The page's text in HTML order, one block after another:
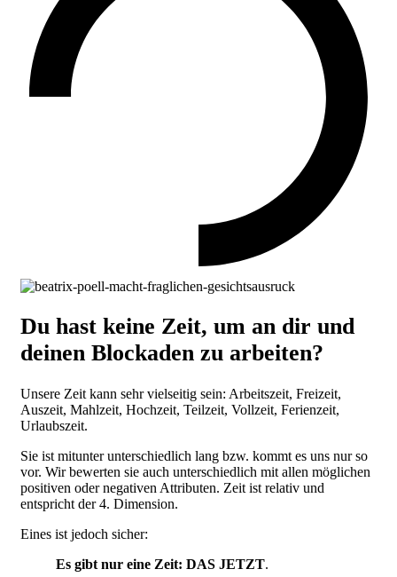
Du hast keine Zeit, um an dir und
deinen Blockaden zu arbeiten?
Unsere Zeit kann sehr vielseitig sein: Arbeitszeit, Freizeit,
Auszeit, Mahlzeit, Hochzeit, Teilzeit, Vollzeit, Ferienzeit,
Urlaubszeit.
Sie ist mitunter unterschiedlich lang bzw. kommt es uns nur so
vor. Wir bewerten sie auch unterschiedlich mit allen möglichen
positiven oder negativen Attributen. Zeit ist relativ und
entspricht der 4. Dimension.
Eines ist jedoch sicher:
Es gibt nur eine Zeit: DAS JETZT.